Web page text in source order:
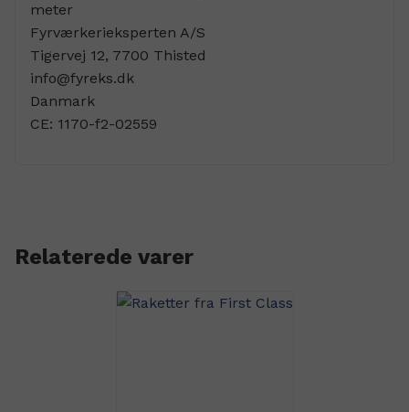
meter
Fyrværkerieksperten A/S
Tigervej 12, 7700 Thisted
info@fyreks.dk
Danmark
CE: 1170-f2-02559
Relaterede varer